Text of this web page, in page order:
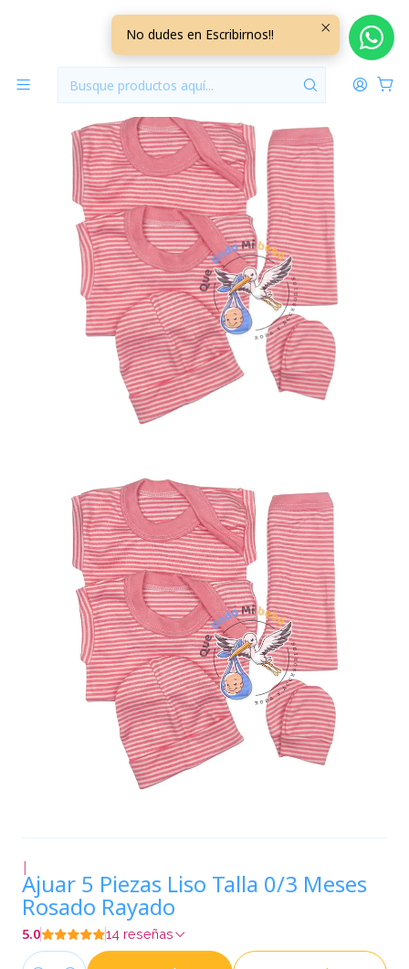
Ajuares 0/3 Meses Lisos/Rayados
Ajuar 5 Piezas Liso Talla 0/3 Meses Rosado Rayado
|
Ajuar 5 Piezas Liso Talla 0/3 Meses
Rosado Rayado
5.0 14 reseñas
No dudes en Escribirnos!!